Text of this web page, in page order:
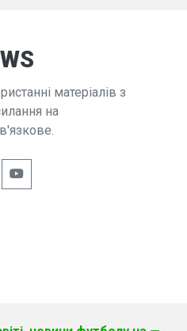
матеріалів з
на